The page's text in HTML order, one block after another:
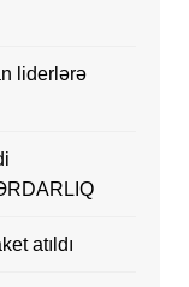
liderlərə
atıldı